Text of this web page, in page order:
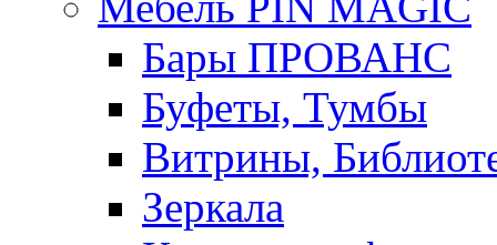
Бары ПРОВАНС
Буфеты, Тумбы
Витрины,
Зеркала